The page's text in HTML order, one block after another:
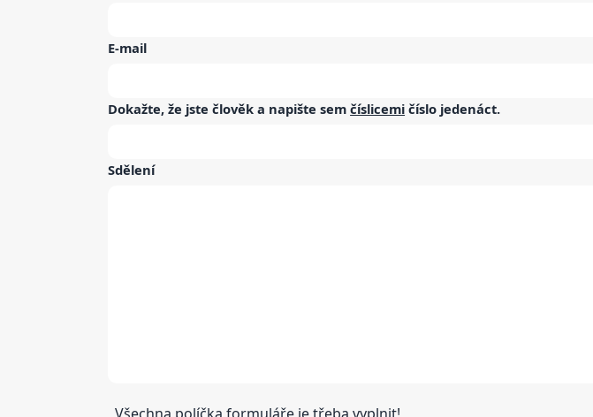
E-mail
Dokažte, že jste člověk a napište semčíslicemi číslo jedenáct.
Sdělení